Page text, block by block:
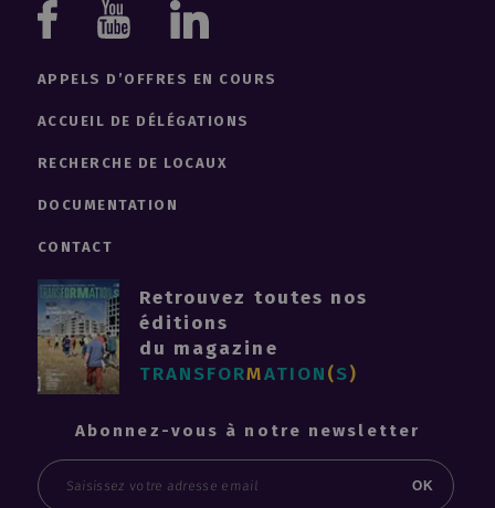
YoutubeLinkedin
APPELS D’OFFRES EN COURS
ACCUEIL DE DÉLÉGATIONS
RECHERCHE DE LOCAUX
DOCUMENTATION
CONTACT
Retrouvez toutes nos
éditions
du magazine
TRANSFORMATION(S)
Abonnez-vous à notre newsletter
Email
OK